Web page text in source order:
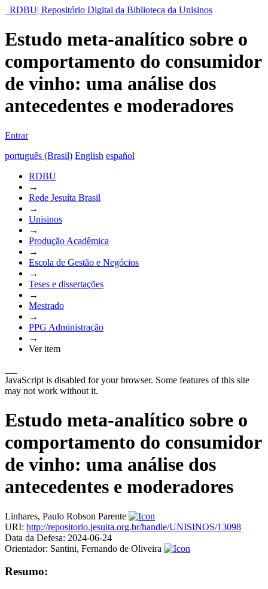
RDBU| Repositório Digital da Biblioteca da Unisinos
Estudo meta-analítico sobre o
comportamento do consumidor
de vinho: uma análise dos
antecedentes e moderadores
Entrar
português (Brasil) English español
RDBU
→
Rede Jesuíta Brasil
→
Unisinos
→
Produção Acadêmica
→
Escola de Gestão e Negócios
→
Teses e dissertações
→
Mestrado
→
PPG Administração
→
Ver item
JavaScript is disabled for your browser. Some features of this site
may not work without it.
Estudo meta-analítico sobre o
comportamento do consumidor
de vinho: uma análise dos
antecedentes e moderadores
Linhares, Paulo Robson Parente
URI: http://repositorio.jesuita.org.br/handle/UNISINOS/13098
Data da Defesa: 2024-06-24
Orientador: Santini, Fernando de Oliveira
Resumo: